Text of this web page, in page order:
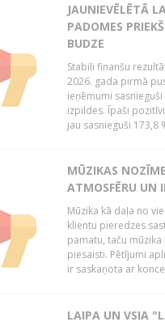
JAUNIEVĒLĒTĀ
PADOMES
BUDZE
Stabili finanšu
2026. gada pirmā
ieņēmumi
izpildes. Īpaši
jau sasnieguši 173,8
MŪZIKAS
ATMOSFĒRU UN
Mūzika kā daļa no
klientu pieredzes
pamatu, taču
piesaisti. Pētījumi
ir saskaņota ar
LAIPA UN VSIA